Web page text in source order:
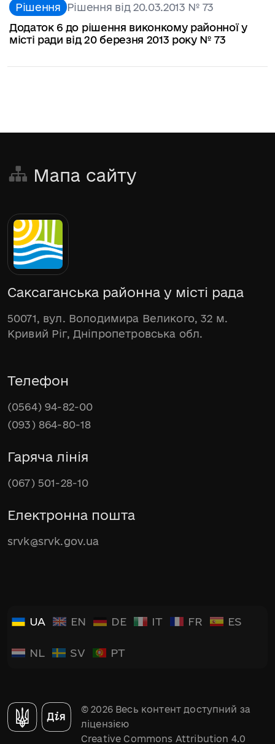
Рішення Рішення від 20.03.2013 № 73
Додаток 6 до рішення виконкому районної у
місті ради від 20 березня 2013 року № 73
Мапа сайту
Саксаганська районна у місті рада
50071, вул. Володимира Великого, 32 м.
Кривий Ріг, Дніпропетровська обл.
Телефон
(0564) 94-82-00
(093) 864-80-18
Гаряча лінія
(067) 501-28-10
Електронна пошта
srvk@srvk.gov.ua
UA EN DE IT FR ES
NL SV PT
© 2026 Весь контент доступний за
ліцензією
Creative Commons Attribution 4.0